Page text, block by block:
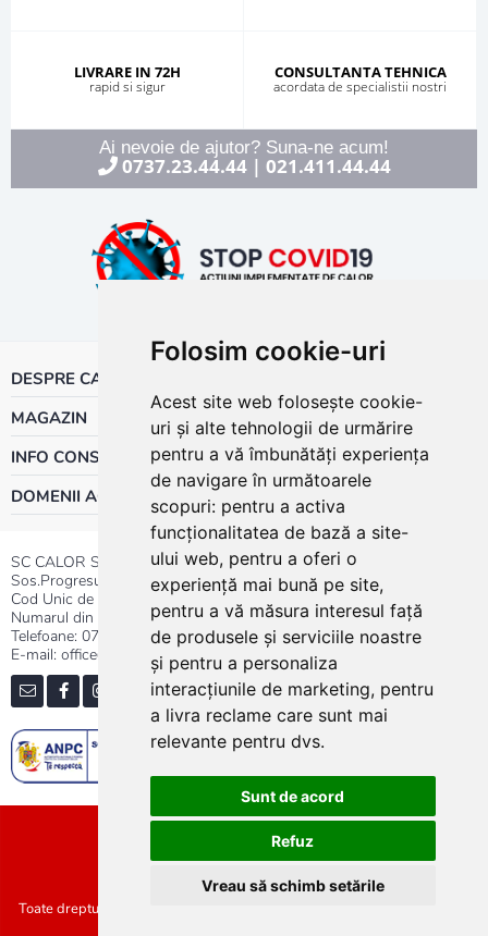
Folosim cookie-uri
Acest site web folosește cookie-
uri și alte tehnologii de urmărire
pentru a vă îmbunătăți experiența
de navigare în următoarele
scopuri: pentru a activa
funcționalitatea de bază a site-
ului web, pentru a oferi o
experiență mai bună pe site,
pentru a vă măsura interesul față
de produsele și serviciile noastre
și pentru a personaliza
interacțiunile de marketing, pentru
a livra reclame care sunt mai
relevante pentru dvs.
Sunt de acord
Refuz
Vreau să schimb setările
LIVRARE IN 72H
rapid si sigur
CONSULTANTA TEHNICA
acordata de specialistii nostri
Ai nevoie de ajutor? Suna-ne acum!
0737.23.44.44| 021.411.44.44
DESPRE CALOR
MAGAZIN
INFO CONSUMATOR
DOMENII ACTIVITATE
SC CALOR SRL
Sos.Progresului nr.30-40, Sector 5, Bucuresti
Cod Unic de Inregistrare: RO 3004724
Numarul din Registrul Comertului:J40/13176/1991
Telefoane: 0737.23.44.44|021.411.44.44
E-mail: office@calor.ro
Toate drepturile rezervate SC Calor SRL :: Copyright 2021 :: Realizat de